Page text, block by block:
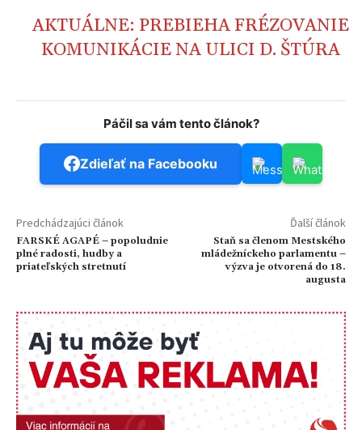
AKTUÁLNE: PREBIEHA FRÉZOVANIE
KOMUNIKÁCIE NA ULICI D. ŠTÚRA
Páčil sa vám tento článok?
Zdieľať na Facebooku
Predchádzajúci článok
FARSKÉ AGAPÉ – popoludnie
plné radosti, hudby a
priateľských stretnutí
Ďalší článok
Staň sa členom Mestského
mládežníckeho parlamentu –
výzva je otvorená do 18.
augusta